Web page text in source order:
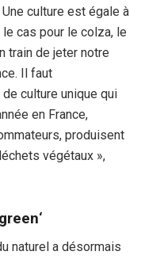
culture est égale à
cas pour le colza, le
train de jeter notre
Il faut
culture unique qui
en France,
produisent
végétaux »,
‘
naturel a désormais